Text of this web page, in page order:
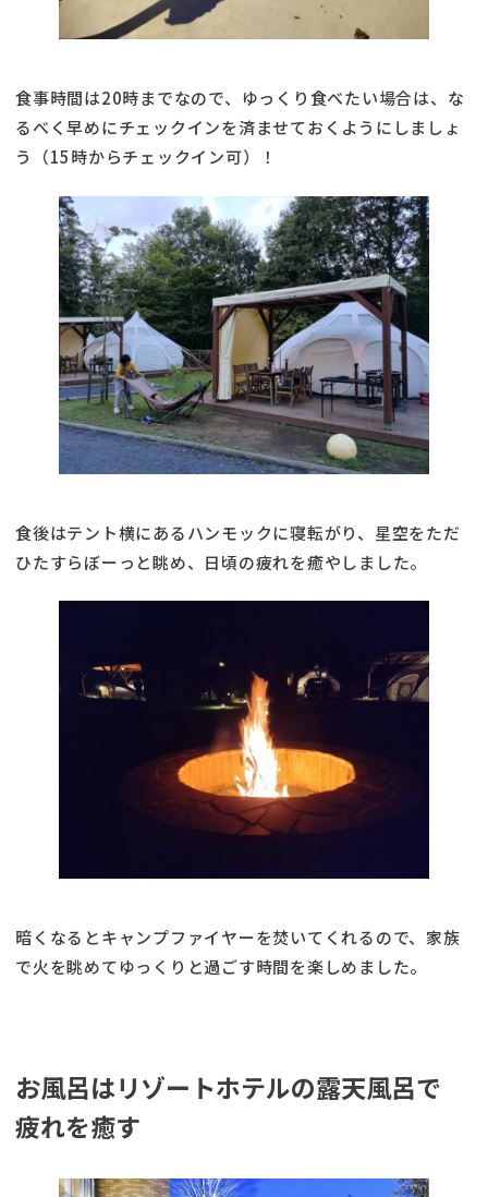
食事時間は20時までなので、ゆっくり食べたい場合は、な
るべく早めにチェックインを済ませておくようにしましょ
う（15時からチェックイン可）！
食後はテント横にあるハンモックに寝転がり、星空をただ
ひたすらぼーっと眺め、日頃の疲れを癒やしました。
暗くなるとキャンプファイヤーを焚いてくれるので、家族
で火を眺めてゆっくりと過ごす時間を楽しめました。
お風呂はリゾートホテルの露天風呂で
疲れを癒す